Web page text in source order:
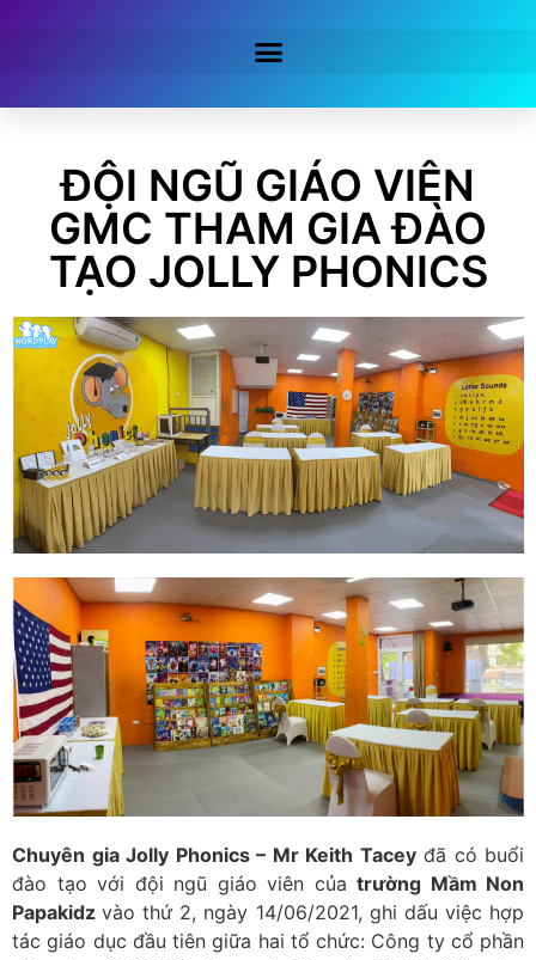
ĐỘI NGŨ GIÁO VIÊN
GMC THAM GIA ĐÀO
TẠO JOLLY PHONICS
Chuyên gia Jolly Phonics – Mr Keith Taceyđã có buổi
đào tạo với đội ngũ giáo viên của trường Mầm Non
Papakidzvào thứ 2, ngày 14/06/2021, ghi dấu việc hợp
tác giáo dục đầu tiên giữa hai tổ chức: Công ty cổ phần